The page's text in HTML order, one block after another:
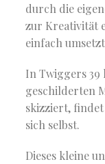
durch die
zur Kreativität
einfach
In Twiggers
geschilderten
skizziert,
sich selbst.
Dieses kleine